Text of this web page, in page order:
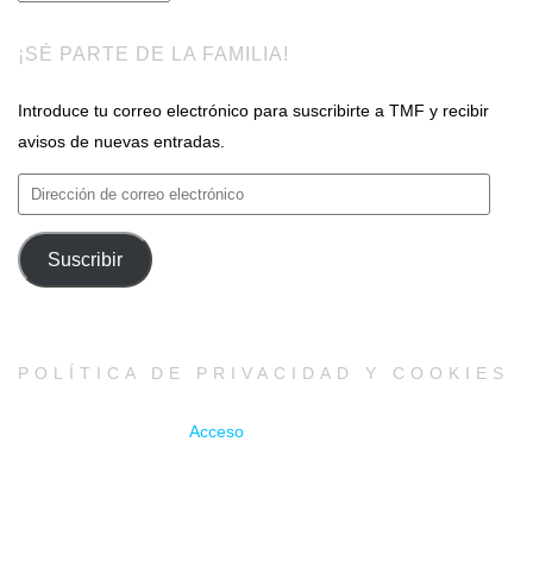
¡SÉ PARTE DE LA FAMILIA!
Introduce tu correo electrónico para suscribirte a TMF y recibir
avisos de nuevas entradas.
Dirección
de
correo
electrónico
Suscribir
POLÍTICA DE PRIVACIDAD Y COOKIES
Acceso